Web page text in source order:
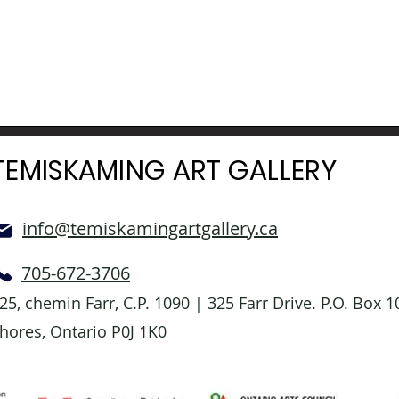
ART GALLERY
info@temiskamingartgallery.ca
705-672-3706
chemin Farr, C.P. 1090 | 325 Farr Drive. P.O. Box
Ontario P0J 1K0